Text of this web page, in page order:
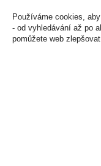
Cena za:1 ks
Skladem: 50 - 100
Používáme cookies,
- od vyhledávání až po
pomůžete web zlepšovat.